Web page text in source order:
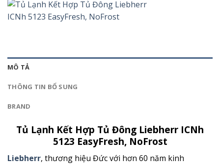
MÔ TẢ
THÔNG TIN BỔ SUNG
BRAND
Tủ Lạnh Kết Hợp Tủ Đông Liebherr ICNh
5123 EasyFresh, NoFrost
Liebherr, thương hiệu Đức với hơn 60 năm kinh